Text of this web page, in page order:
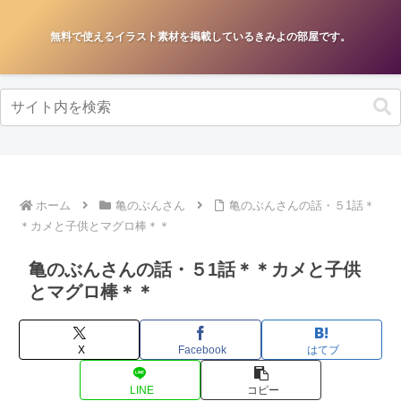
無料で使えるイラスト素材を掲載しているきみよの部屋です。
ホーム 亀のぶんさん
亀のぶんさんの話・５1話＊
＊カメと子供とマグロ棒＊＊
亀のぶんさんの話・５1話＊＊カメと子供
とマグロ棒＊＊
X Facebook はてブ
LINE コピー